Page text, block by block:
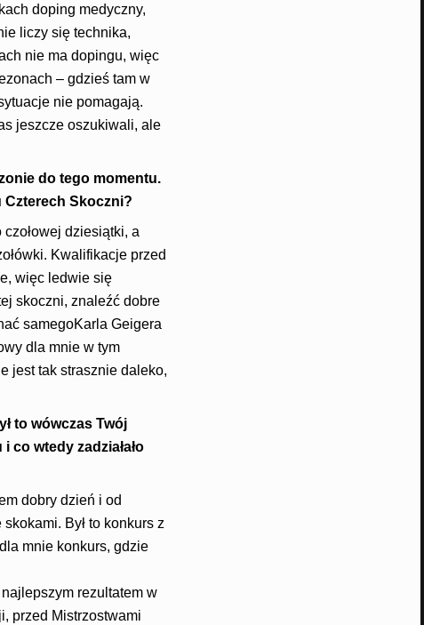
doping medyczny,
liczy się technika,
nie ma dopingu, więc
– gdzieś tam w
nie pomagają.
jeszcze oszukiwali, ale
do tego momentu.
Czterech Skoczni?
dziesiątki, a
Kwalifikacje przed
więc ledwie się
skoczni, znaleźć dobre
samegoKarla Geigera
dla mnie w tym
jest tak strasznie daleko,
to wówczas Twój
wtedy zadziałało
dobry dzień i od
Był to konkurs z
mnie konkurs, gdzie
rezultatem w
przed Mistrzostwami